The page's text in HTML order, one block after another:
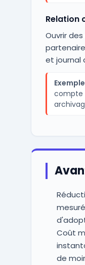
Relation
Ouvrir
et journal
compte
Coût
de